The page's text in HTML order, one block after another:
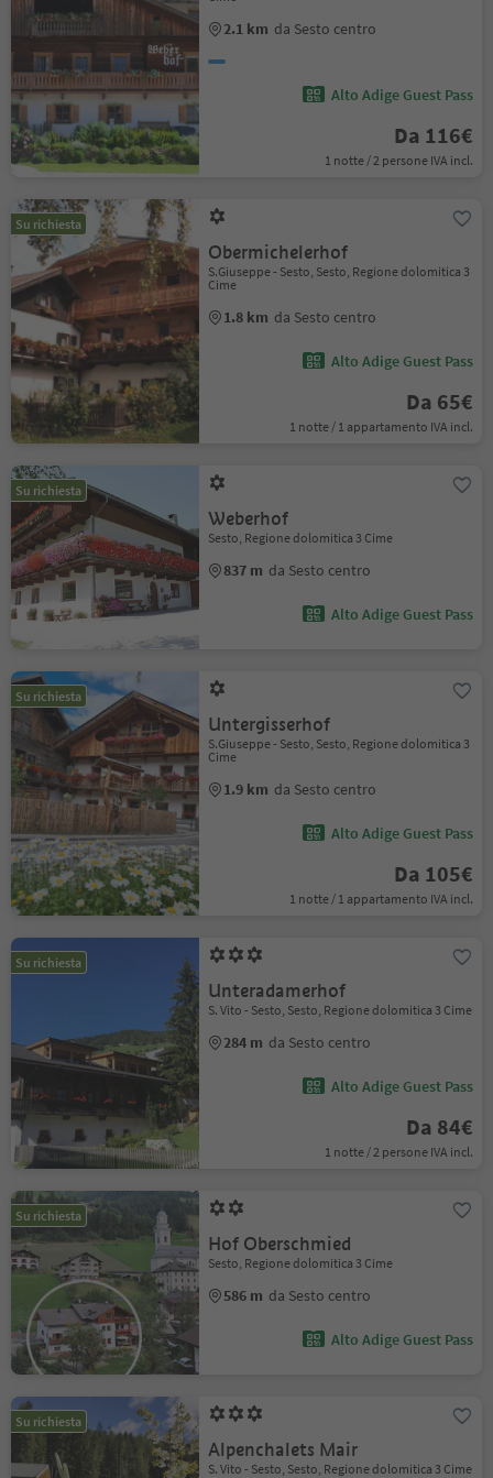
2.1 km da Sesto centro
Alto Adige Guest Pass
Da 116€
1 notte / 2 persone IVA incl.
Su richiesta
Obermichelerhof
S.Giuseppe - Sesto, Sesto, Regione dolomitica 3
Cime
1.8 km da Sesto centro
Alto Adige Guest Pass
Da 65€
1 notte / 1 appartamento IVA incl.
Su richiesta
Weberhof
Sesto, Regione dolomitica 3 Cime
837 m da Sesto centro
Alto Adige Guest Pass
Su richiesta
Untergisserhof
S.Giuseppe - Sesto, Sesto, Regione dolomitica 3
Cime
1.9 km da Sesto centro
Alto Adige Guest Pass
Da 105€
1 notte / 1 appartamento IVA incl.
Su richiesta
Unteradamerhof
S. Vito - Sesto, Sesto, Regione dolomitica 3 Cime
284 m da Sesto centro
Alto Adige Guest Pass
Da 84€
1 notte / 2 persone IVA incl.
Su richiesta
Hof Oberschmied
Sesto, Regione dolomitica 3 Cime
586 m da Sesto centro
Alto Adige Guest Pass
Su richiesta
Alpenchalets Mair
S. Vito - Sesto, Sesto, Regione dolomitica 3 Cime